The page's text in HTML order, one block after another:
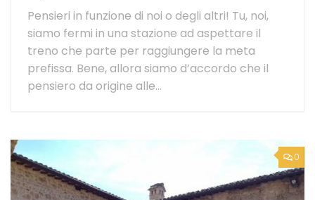
Pensieri in funzione di noi o degli altri! Tu, noi,
siamo fermi in una stazione ad aspettare il
treno che parte per raggiungere la meta
prefissa. Bene, allora siamo d’accordo che il
pensiero da origine alle...
0